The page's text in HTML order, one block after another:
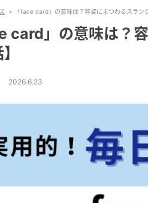
「face card」の意味は？容姿にまつわるスラン
card」の意味は？
2026.6.23